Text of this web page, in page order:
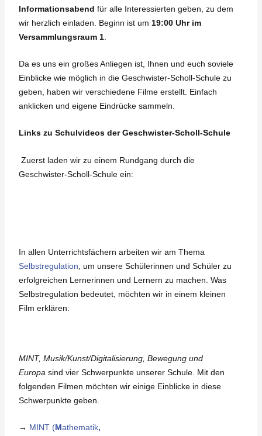
Informationsabend für alle Interessierten geben, zu dem
wir herzlich einladen. Beginn ist um 19:00 Uhr im
Versammlungsraum 1
Da es uns ein großes Anliegen ist, Ihnen und euch soviele
Einblicke wie möglich in die Geschwister-Scholl-Schule zu
geben, haben wir verschiedene Filme erstellt. Einfach
anklicken und eigene Eindrücke sammeln.
Links zu Schulvideos der Geschwister-Scholl-Schule
Zuerst laden wir zu einem Rundgang durch die
Geschwister-Scholl-Schule ein:
In allen Unterrichtsfächern arbeiten wir am Thema
Selbstregulation , um unsere Schülerinnen und Schüler zu
erfolgreichen Lernerinnen und Lernern zu machen. Was
Selbstregulation bedeutet, möchten wir in einem kleinen
Film erklären:
MINT, Musik/Kunst/Digitalisierung, Bewegung und
Europasind vier Schwerpunkte unserer Schule. Mit den
folgenden Filmen möchten wir einige Einblicke in diese
Schwerpunkte geben.
→ MINT (Mathematik,